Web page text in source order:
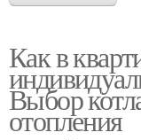
Как в
Выбор
отопления